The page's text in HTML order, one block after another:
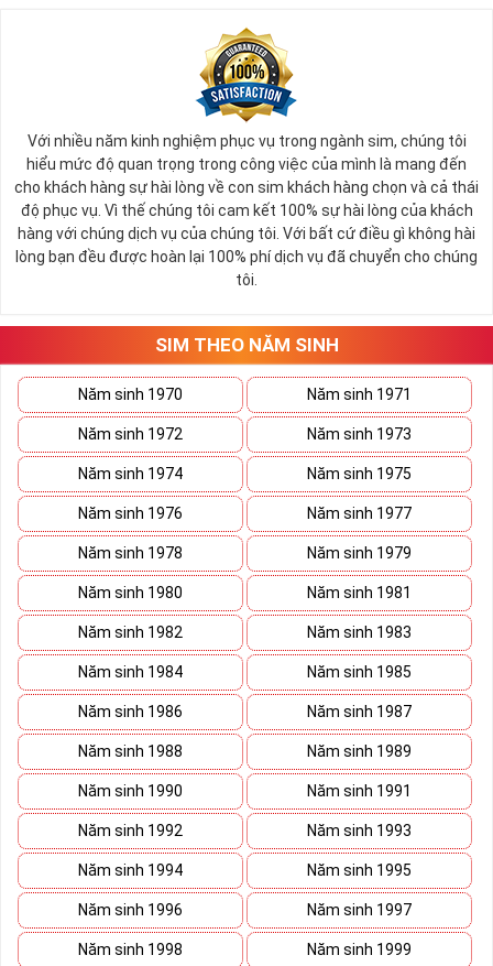
Bởi nếu bạn sử dụng một số sim gọi điện giao dịch làm ăn,
kinh doanh, nhìn vào số điện thoại của bạn họ sẽ biết bạn là
ai bạn dễ dàng tạo niềm tin và độ tin tưởng cao đồng nghĩa
sẽ nâng cao uy tín và thương hiệu của bạn.
Với người kinh doanh có sim số đẹp sẽ có được nhiều lợi thế
hơn so với đối thủ, nếu bạn đang có nhu cầu mua sim số đẹp
để phục vụ mục đích nào đó hãy nhanh tay chọn cho mình
một số đẹp như ý.
Sở hữu và dùng sim số đẹp ít ra cũng phân biệt được bạn là
ai? Là đại gia, doanh nhân thành đạt , VIP, hay là giới sành
Tham khảo thêm: Bộ Sưu Tập Sim Số Đẹp Đầu Số
09 HOT Nhất
Thế Nào Là Sim Giá Rẻ?
Muasim giá rẻhay sim giảm giá không có nghĩa đây là sim
xấu, sim số đẹp giá rẻ có thể là những sim siêu vip nhưng đã
lâu chưa tìm được người mua nên có sale of 1 chút để kích
cầu mua sắm.
Trong mọi cuộc mua bán, người nhanh tay là người chiến
thắng sim số đẹp đôi khi cũng như vật giá leo thang ngày
hôm nay giá thấp nhưng ngày mai có thể tăng phi mã số tiền
bạn dự định bỏ ra có thể nhanh chóng vượt khung trần.
Với nhiều năm kinh nghiệm phục vụ trong ngành sim, chúng tôi
hiểu mức độ quan trọng trong công việc của mình là mang đến
cho khách hàng sự hài lòng về con sim khách hàng chọn và cả thái
độ phục vụ. Vì thế chúng tôi cam kết 100% sự hài lòng của khách
hàng với chúng dịch vụ của chúng tôi. Với bất cứ điều gì không hài
lòng bạn đều được hoàn lại 100% phí dịch vụ đã chuyển cho chúng
tôi.
SIM THEO NĂM SINH
Năm sinh 1970 Năm sinh 1971
Năm sinh 1972 Năm sinh 1973
Năm sinh 1974 Năm sinh 1975
Năm sinh 1976 Năm sinh 1977
Năm sinh 1978 Năm sinh 1979
Năm sinh 1980 Năm sinh 1981
Năm sinh 1982 Năm sinh 1983
Năm sinh 1984 Năm sinh 1985
Năm sinh 1986 Năm sinh 1987
Năm sinh 1988 Năm sinh 1989
Năm sinh 1990 Năm sinh 1991
Năm sinh 1992 Năm sinh 1993
Năm sinh 1994 Năm sinh 1995
Năm sinh 1996 Năm sinh 1997
Năm sinh 1998 Năm sinh 1999